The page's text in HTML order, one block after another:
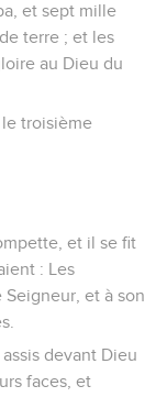
et sept mille
terre ; et les
au Dieu du
le troisième
et il se fit
: Les
Seigneur, et à son
devant Dieu
faces, et